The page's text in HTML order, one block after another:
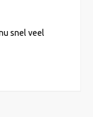
snel veel